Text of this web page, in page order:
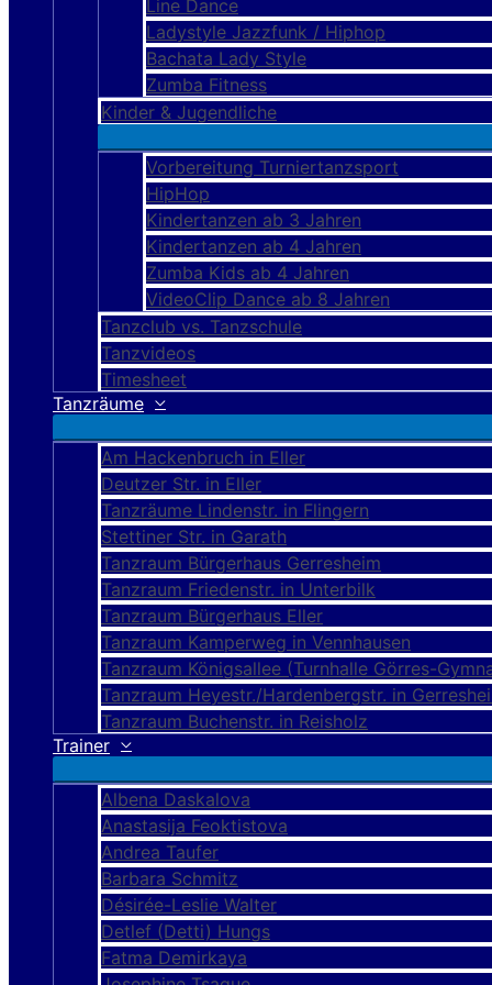
Line Dance
Ladystyle Jazzfunk / Hiphop
Bachata Lady Style
Zumba Fitness
Kinder & Jugendliche
Vorbereitung Turniertanzsport
HipHop
Kindertanzen ab 3 Jahren
Kindertanzen ab 4 Jahren
Zumba Kids ab 4 Jahren
VideoClip Dance ab 8 Jahren
Tanzclub vs. Tanzschule
Tanzvideos
Timesheet
Tanzräume
Am Hackenbruch in Eller
Deutzer Str. in Eller
Tanzräume Lindenstr. in Flingern
Stettiner Str. in Garath
Tanzraum Bürgerhaus Gerresheim
Tanzraum Friedenstr. in Unterbilk
Tanzraum Bürgerhaus Eller
Tanzraum Kamperweg in Vennhausen
Tanzraum Königsallee (Turnhalle Görres-
Tanzraum Heyestr./Hardenbergstr. in
Tanzraum Buchenstr. in Reisholz
Trainer
Albena Daskalova
Anastasija Feoktistova
Andrea Taufer
Barbara Schmitz
Désirée-Leslie Walter
Detlef (Detti) Hungs
Fatma Demirkaya